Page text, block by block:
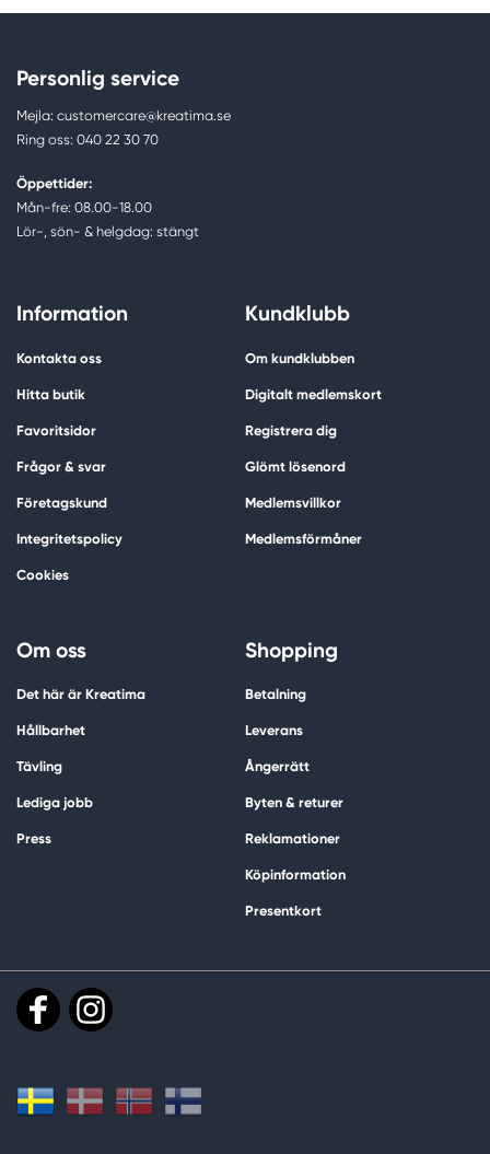
Personlig service
Mejla: customercare@kreatima.se
Ring oss: 040 22 30 70
Öppettider:
Mån-fre: 08.00-18.00
Lör-, sön- & helgdag: stängt
Information
Kontakta oss
Hitta butik
Favoritsidor
Frågor & svar
Företagskund
Integritetspolicy
Cookies
Kundklubb
Om kundklubben
Digitalt medlemskort
Registrera dig
Glömt lösenord
Medlemsvillkor
Medlemsförmåner
Om oss
Det här är Kreatima
Hållbarhet
Tävling
Lediga jobb
Press
Shopping
Betalning
Leverans
Ångerrätt
Byten & returer
Reklamationer
Köpinformation
Presentkort